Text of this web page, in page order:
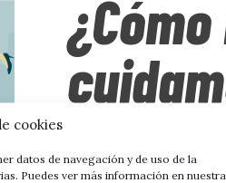
cookies
datos de navegación y de uso de la
Puedes ver más información en nuestra
vista.
Acción
Líneas y
,
Hospital